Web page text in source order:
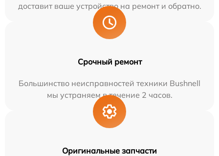
доставит ваше устройство на ремонт и обратно.
Срочный ремонт
Большинство неисправностей техники Bushnell
мы устраняем в течение 2 часов.
Оригинальные запчасти